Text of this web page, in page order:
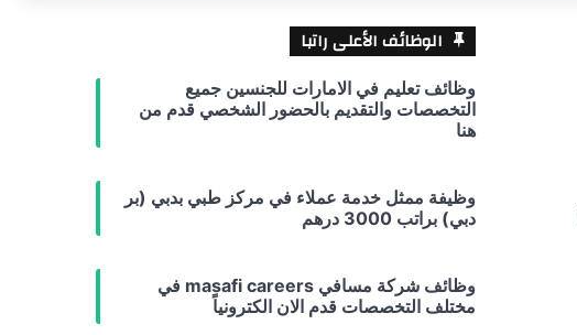
الوظائف الأعلى راتبا
وظائف تعليم في الامارات للجنسين جميع
التخصصات والتقديم بالحضور الشخصي قدم من
هنا
وظيفة ممثل خدمة عملاء في مركز طبي بدبي (بر
دبي) براتب 3000 درهم
وظائف شركة مسافي masafi careers في
مختلف التخصصات قدم الان الكترونياً